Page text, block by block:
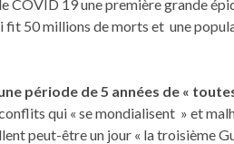
COVID 19 une première grande
fit 50 millions de morts et une
période de 5 années de «
qui « se mondialisent » et
peut-être un jour « la troisième